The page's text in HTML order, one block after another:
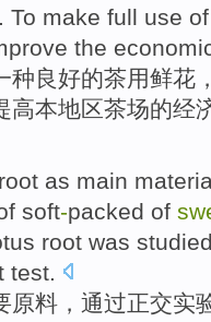
. To make full use
the
种良好的茶用鲜花
高本地区茶场的经
root as main
soft-packed of
root was
test
原料 ， 通过正交实